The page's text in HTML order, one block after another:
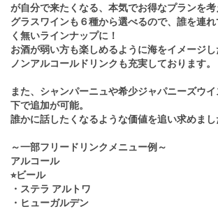
が自分で来たくなる、本気でお得なプランを考
グラスワインも６種から選べるので、誰を連
く無いラインナップに！
お酒が弱い方も楽しめるように海をイメージし
ノンアルコールドリンクも充実しております。
また、シャンパーニュや希少ジャパニーズウ
下で追加が可能。
誰かに話したくなるような価値を追い求めまし
～一部フリードリンクメニュー例～
アルコール
⭐︎ビール
・ステラ アルトワ
・ヒューガルデン